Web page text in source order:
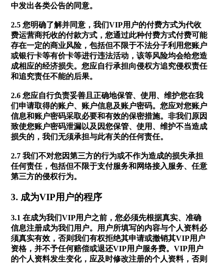
中发出各类公告的同意。
2.5 您明确了解并同意，我们VIP用户的付费方式为代收
费运营商托收的付款方式，您通过此种付费方式付费可能
存在一定的商业风险，包括但不限于不法分子利用您账户
或银行卡等有价卡等进行违法活动，该等风险均会给您造
成相应的经济损失。您应自行承担向侵权方追究侵权责任
和追究责任不能的后果。
2.6 您应自行负责妥善且正确地保管、使用、维护您在我
们申请取得的账户、账户信息及账户密码。您应对您账户
信息和账户密码采取必要和有效的保密措施。非我们原因
致使您账户密码泄漏以及因您保管、使用、维护不当造成
损失的，我们无须承担与此有关的任何责任。
2.7 我们不对您因第三方的行为或不作为造成的损失承担
任何责任，包括但不限于支付服务和网络接入服务、任意
第三方的侵权行为。
3. 成为VIP用户的程序
3.1 在成为我们VIP用户之前，您必须先根据真实、准确
信息注册成为我们用户。用户所填写的内容与个人资料必
须真实有效，否则我们有权拒绝其申请或撤销其VIP用户
资格，并不予任何赔偿或退还VIP用户服务费。VIP用户
的个人资料发生变化，应及时修改注册的个人资料，否则